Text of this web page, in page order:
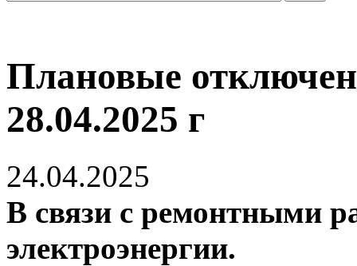
Плановые
28.04.2025 г
24.04.2025
В связи с ремонтными
электроэнергии.